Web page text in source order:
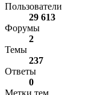
Пользователи
29 613
Форумы
2
Темы
237
Ответы
0
Метки тем